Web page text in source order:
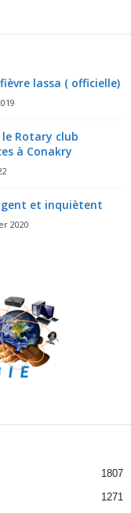
lassa ( officielle)
Rotary club
à Conakry
et inquiètent
2020
1807
1271